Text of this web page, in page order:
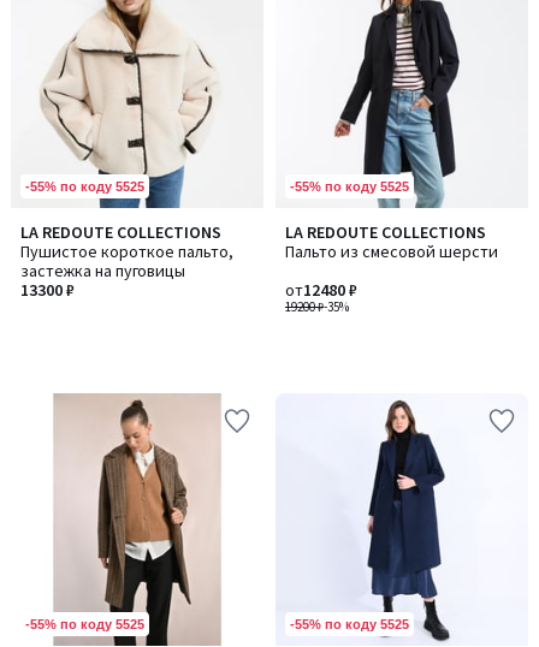
-55% по коду 5525
LA REDOUTE COLLECTIONS
Пушистое короткое пальто,
застежка на пуговицы
13300 ₽
-55% по коду 5525
LA REDOUTE COLLECTIONS
Пальто из смесовой шерсти
19200 ₽-35%
от12480 ₽
-55% по коду 5525 -55% по коду 5525